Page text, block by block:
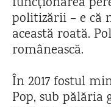
politizării – e că
această roată.
românească.
În 2017 fostul
Pop, sub pălăria